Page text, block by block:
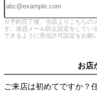
※予約完了後、当店よりこちらの
す。迷惑メール防止設定をしてい
できるように受信許可設定をお願
お店
ご来店は初めてですか？